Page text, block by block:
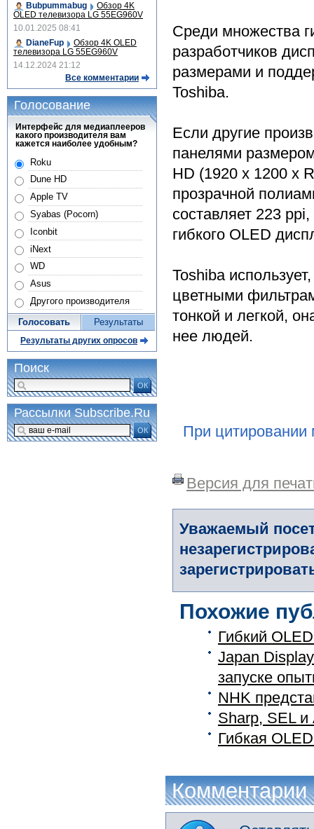
Среди множества
разработчиков
размерами и
Toshiba.
Если другие
панелями
HD (1920 х 1200 х
прозрачной
составляет 223
гибкого OLED
Toshiba
цветными
тонкой и легкой,
нее людей.
При цитировании
Версия для
Уважаемый
Похожие
Гибкий
Japan
запуске
NHK
Sharp, SEL и
Гибкая
Комментарии
Bubpummabug
Обзор 4K
OLED телевизора LG 55EG960V
10.01.2025 08:41
DianeFup
Обзор 4K OLED
телевизора LG 55EG960V
14.12.2024 21:12
Все комментарии
Голосование
Интерфейс для медиаплееров
какого производителя вам
кажется наиболее удобным?
Roku
Dune HD
Apple TV
Syabas (Pocorn)
Iconbit
iNext
WD
Asus
Другого производителя
Голосовать Результаты
Результаты других опросов
Поиск
ОК
Рассылки Subscribe.Ru
ОК